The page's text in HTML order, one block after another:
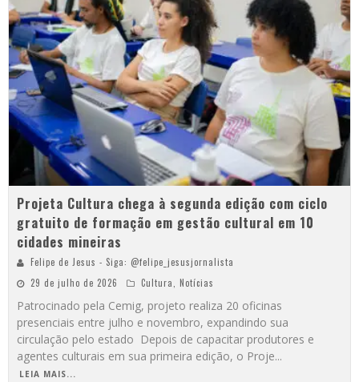
Projeta Cultura chega à segunda edição com ciclo
gratuito de formação em gestão cultural em 10
cidades mineiras
Felipe de Jesus - Siga: @felipe_jesusjornalista
29 de julho de 2026
Cultura Notícias
Patrocinado pela Cemig, projeto realiza 20 oficinas
presenciais entre julho e novembro, expandindo sua
circulação pelo estado Depois de capacitar produtores e
agentes culturais em sua primeira edição, o Proje...
LEIA MAIS...